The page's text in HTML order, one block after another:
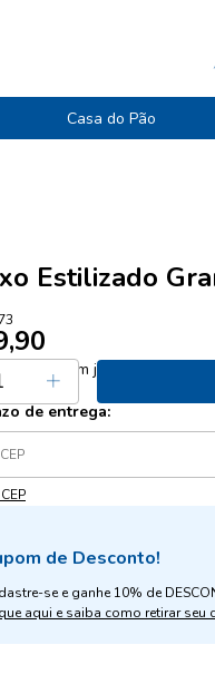
Casa do Pão
Estilizado
29,97 sem juros
de entrega:
de Desconto!
se e ganhe 10% de
aqui e saiba como retirar seu